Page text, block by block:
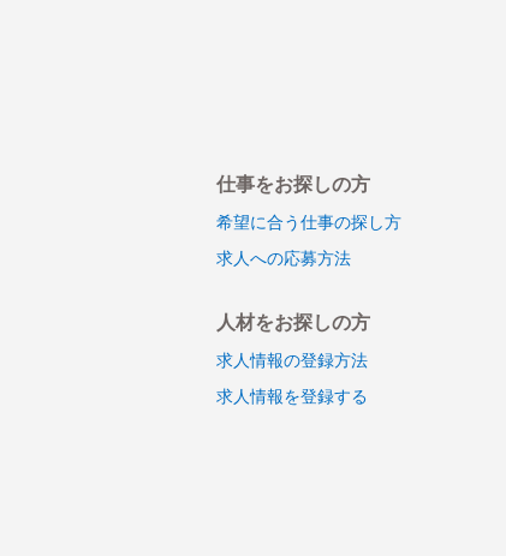
仕事をお探しの方
希望に合う仕事の探し方
求人への応募方法
人材をお探しの方
求人情報の登録方法
求人情報を登録する